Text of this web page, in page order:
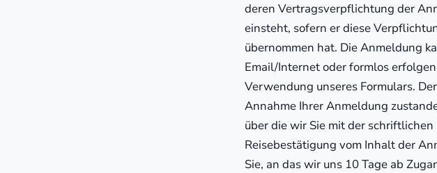
deren Vertragsverpflichtung der
einsteht, sofern er diese
übernommen hat. Die Anmeldung
Email/Internet oder formlos
Verwendung unseres Formulars.
Annahme Ihrer Anmeldung
über die wir Sie mit der
Reisebestätigung vom Inhalt der
Sie, an das wir uns 10 Tage ab